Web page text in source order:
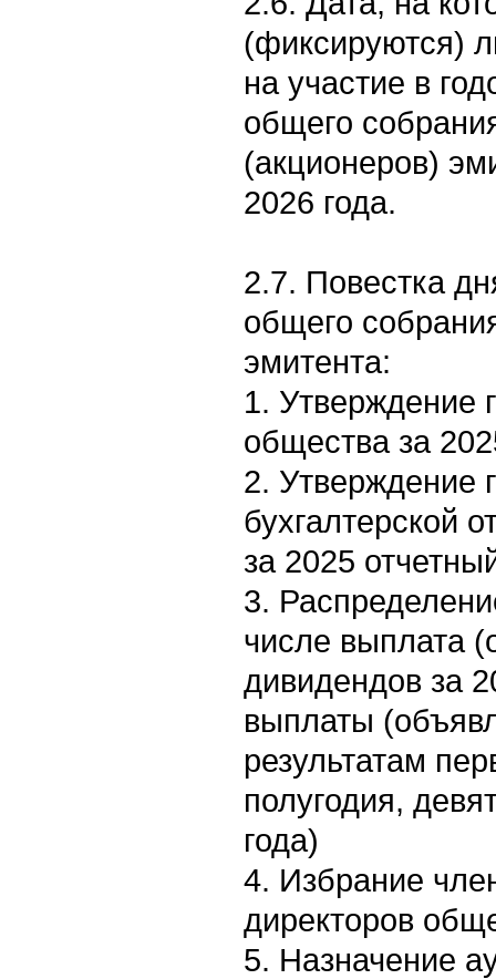
(фиксируются)
на участие в
общего
(акционеров)
2026 года.
2.7. Повестка
общего
эмитента:
1. Утверждение
общества за
2. Утверждение
бухгалтерской
за 2025
3.
числе выплата
дивидендов за
выплаты
результатам
полугодия,
года)
4. Избрание
директоров
5. Назначение